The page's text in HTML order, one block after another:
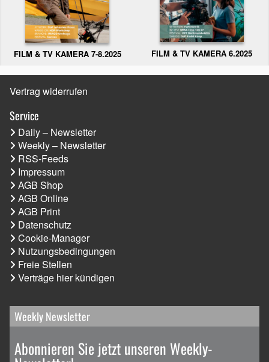
FILM & TV KAMERA 7-8.2025 FILM & TV KAMERA 6.2025
Vertrag widerrufen
Service
Daily – Newsletter
Weekly – Newsletter
RSS-Feeds
Impressum
AGB Shop
AGB Online
AGB Print
Datenschutz
Cookie-Manager
Nutzungsbedingungen
Freie Stellen
Verträge hier kündigen
Weekly Newsletter
Abonnieren Sie jetzt unseren Weekly-